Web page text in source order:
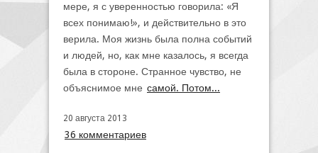
мере, я с уверенностью говорила: «Я
всех понимаю!», и действительно в это
верила. Моя жизнь была полна событий
и людей, но, как мне казалось, я всегда
была в стороне. Странное чувство, не
объяснимое мне самой. Потом...
20 августа 2013
36 комментариев